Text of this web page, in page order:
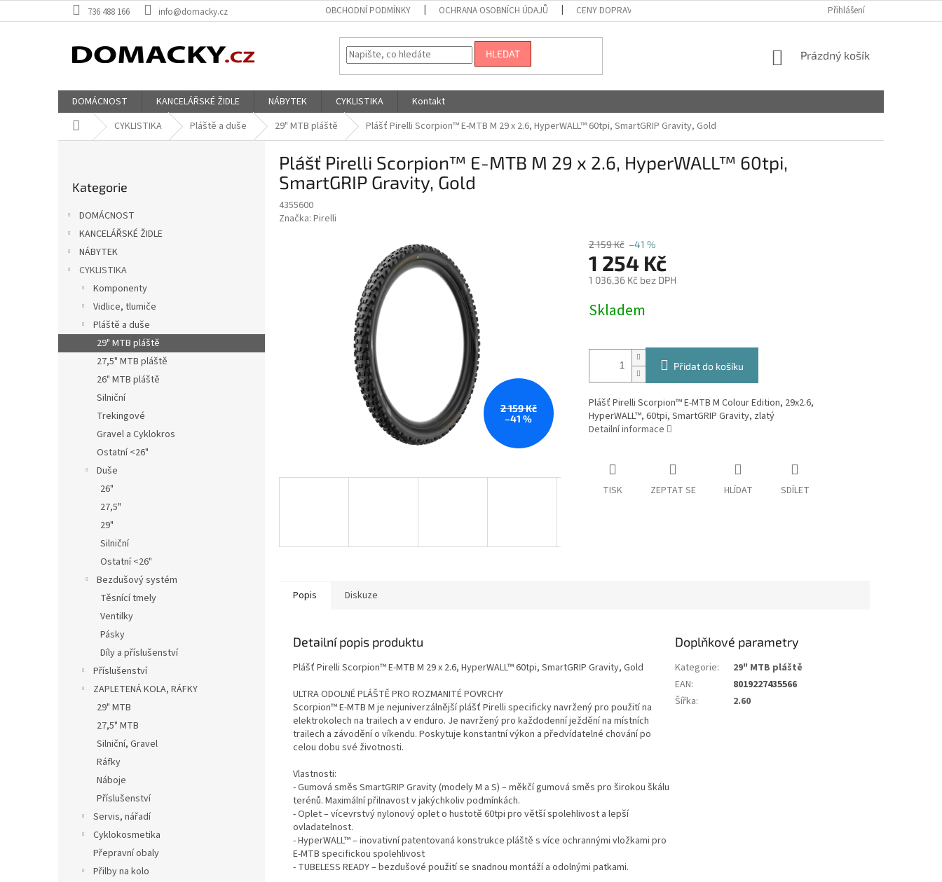
na
736 488 166 info@domacky.cz OBCHODNÍ PODMÍNKY OCHRANA OSOBNÍCH ÚDAJŮ CENY DOPRAVY Přihlášení
HLEDAT
NÁKUPNÍ
Prázdný košík
DOMÁCNOST KANCELÁŘSKÉ ŽIDLE NÁBYTEK CYKLISTIKA
Kontakt
Domů CYKLISTIKA Pláště a duše 29" MTB pláště Plášť Pirelli Scorpion™ E-MTB M 29 x 2.6, HyperWALL™ 60tpi, SmartGRIP Gravity, Gold
e
l
kategorie
Kategorie
DOMÁCNOST
KANCELÁŘSKÉ ŽIDLE
NÁBYTEK
CYKLISTIKA
Komponenty
Vidlice, tlumiče
Pláště a duše
29" MTB pláště
27,5" MTB pláště
26" MTB pláště
Silniční
Trekingové
Gravel a Cyklokros
Ostatní <26"
Duše
26"
27,5"
29"
Silniční
Ostatní <26"
Bezdušový systém
Těsnící tmely
Ventilky
Pásky
Díly a příslušenství
Příslušenství
ZAPLETENÁ KOLA, RÁFKY
29" MTB
27,5" MTB
Silniční, Gravel
Ráfky
Náboje
Příslušenství
Servis, nářadí
Cyklokosmetika
Přepravní obaly
Přilby na kolo
Plášť Pirelli Scorpion™ E-MTB M 29 x 2.6, HyperWALL™ 60tpi,
SmartGRIP Gravity, Gold
4355600
Značka: Pirelli
2 159 Kč
–41 %
2 159 Kč –41 %
1 254 Kč
1 036,36 Kč bez DPH
cena:
Skladem
Přidat do košíku
Plášť Pirelli Scorpion™ E-MTB M Colour Edition, 29x2.6,
HyperWALL™, 60tpi, SmartGRIP Gravity, zlatý
Detailní informace
TISK ZEPTAT SE HLÍDAT SDÍLET
Popis Diskuze
Detailní popis produktu
Plášť Pirelli Scorpion™ E-MTB M 29 x 2.6, HyperWALL™ 60tpi, SmartGRIP Gravity, Gold
ULTRA ODOLNÉ PLÁŠTĚ PRO ROZMANITÉ POVRCHY
Scorpion™ E-MTB M je nejuniverzálnější plášť Pirelli specificky navržený pro použití na
elektrokolech na trailech a v enduro. Je navržený pro každodenní ježdění na místních
trailech a závodění o víkendu. Poskytuje konstantní výkon a předvídatelné chování po
celou dobu své životnosti.
Vlastnosti:
- Gumová směs SmartGRIP Gravity (modely M a S) – měkčí gumová směs pro širokou škálu
terénů. Maximální přilnavost v jakýchkoliv podmínkách.
- Oplet – vícevrstvý nylonový oplet o hustotě 60tpi pro větší spolehlivost a lepší
ovladatelnost.
- HyperWALL™ – inovativní patentovaná konstrukce pláště s více ochrannými vložkami pro
E-MTB specifickou spolehlivost
- TUBELESS READY – bezdušové použití se snadnou montáží a odolnými patkami.
Doplňkové parametry
Kategorie:
29" MTB pláště
EAN:
8019227435566
Šířka: 2.60